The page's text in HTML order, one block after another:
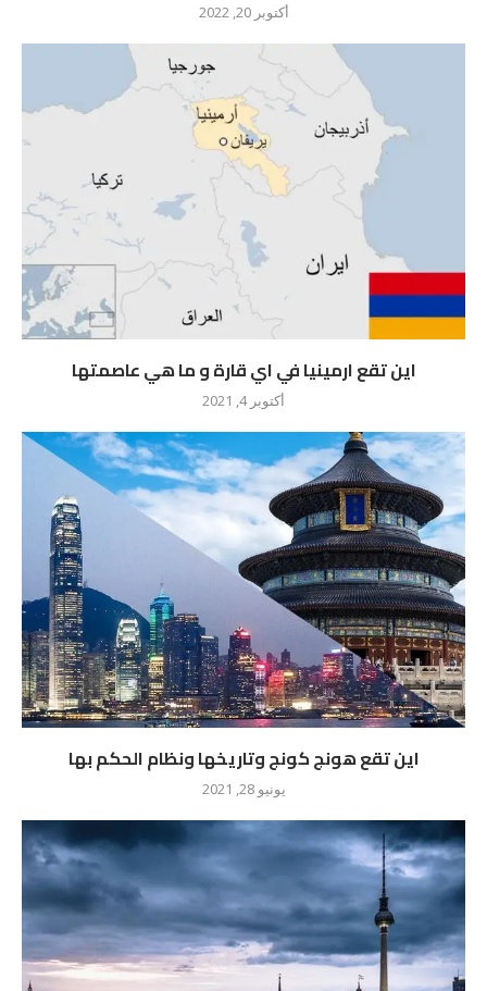
أكتوبر 20, 2022
اين تقع ارمينيا في اي قارة و ما هي عاصمتها
أكتوبر 4, 2021
اين تقع هونج كونج وتاريخها ونظام الحكم بها
يونيو 28, 2021